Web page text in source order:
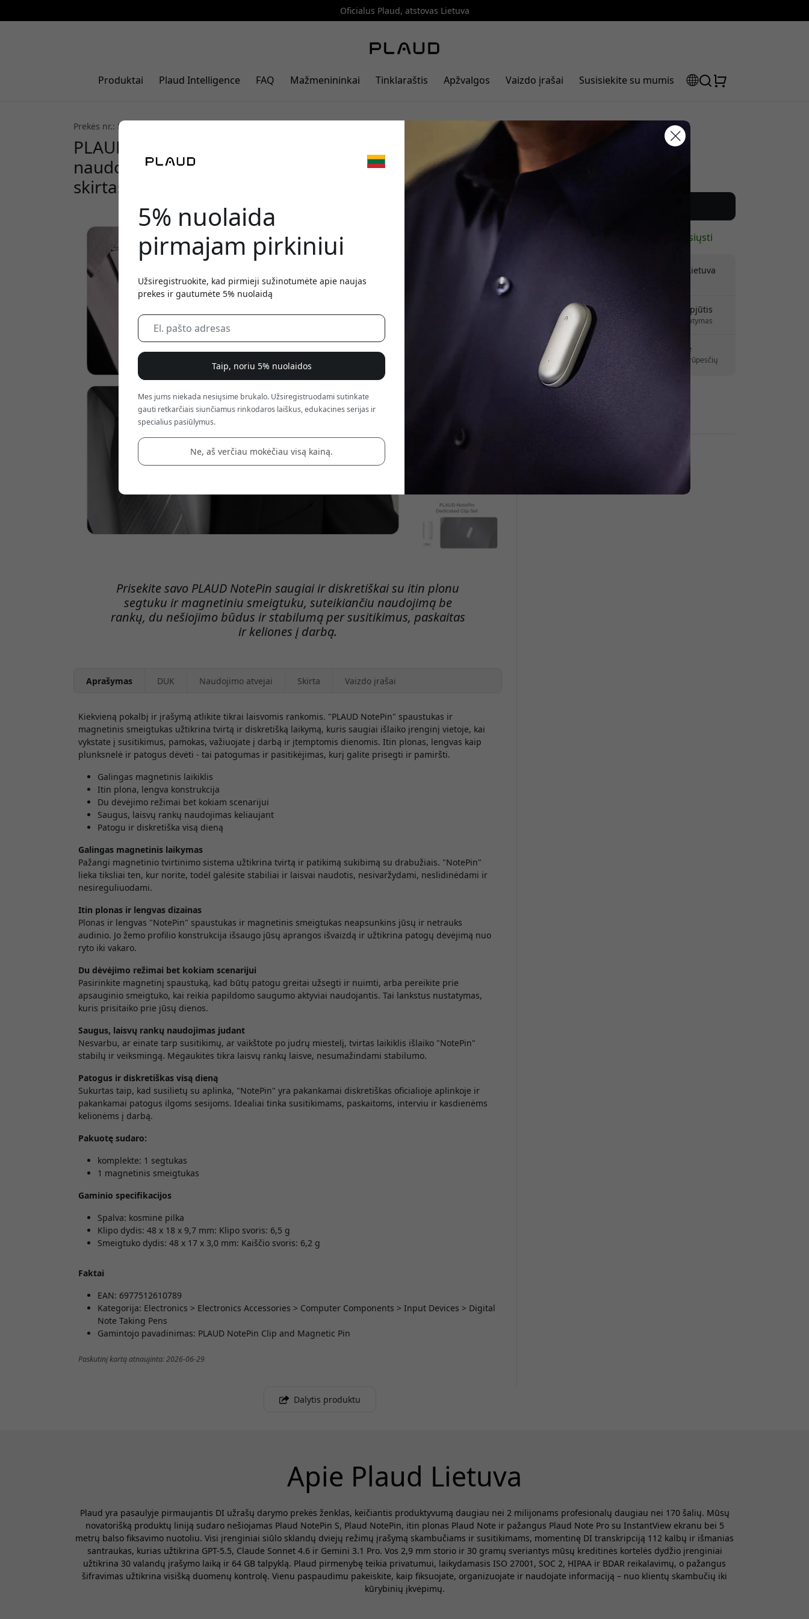
Oficialus Plaud, atstovas Lietuva
Produktai Plaud Intelligence FAQ Mažmenininkai Tinklaraštis Apžvalgos Vaizdo įrašai Susisiekite su mumis
Prekės nr.: NP-AC-CP-GR
PLAUD NotePin segtukas ir magnetinis kaištis
naudojimui be rankų su dviem nešiojimo būdais,
skirtas PLAUD NotePin - "Cosmic Grey
Prisekite savo PLAUD NotePin saugiai ir diskretiškai su itin plonu
segtuku ir magnetiniu smeigtuku, suteikiančiu naudojimą be
rankų, du nešiojimo būdus ir stabilumą per susitikimus, paskaitas
ir keliones į darbą.
Aprašymas DUK Naudojimo atvejai Skirta Vaizdo įrašai
Kiekvieną pokalbį ir įrašymą atlikite tikrai laisvomis rankomis. "PLAUD NotePin" spaustukas ir
magnetinis smeigtukas užtikrina tvirtą ir diskretišką laikymą, kuris saugiai išlaiko įrenginį vietoje, kai
vykstate į susitikimus, pamokas, važiuojate į darbą ir įtemptomis dienomis. Itin plonas, lengvas kaip
plunksnelė ir patogus dėvėti - tai patogumas ir pasitikėjimas, kurį galite prisegti ir pamiršti.
Galingas magnetinis laikiklis
Itin plona, lengva konstrukcija
Du dėvėjimo režimai bet kokiam scenarijui
Saugus, laisvų rankų naudojimas keliaujant
Patogu ir diskretiška visą dieną
Galingas magnetinis laikymas
Pažangi magnetinio tvirtinimo sistema užtikrina tvirtą ir patikimą sukibimą su drabužiais. "NotePin"
lieka tiksliai ten, kur norite, todėl galėsite stabiliai ir laisvai naudotis, nesivaržydami, neslidinėdami ir
nesireguliuodami.
Itin plonas ir lengvas dizainas
Plonas ir lengvas "NotePin" spaustukas ir magnetinis smeigtukas neapsunkins jūsų ir netrauks
audinio. Jo žemo profilio konstrukcija išsaugo jūsų aprangos išvaizdą ir užtikrina patogų dėvėjimą nuo
ryto iki vakaro.
Du dėvėjimo režimai bet kokiam scenarijui
Pasirinkite magnetinį spaustuką, kad būtų patogu greitai užsegti ir nuimti, arba pereikite prie
apsauginio smeigtuko, kai reikia papildomo saugumo aktyviai naudojantis. Tai lankstus nustatymas,
kuris prisitaiko prie jūsų dienos.
Saugus, laisvų rankų naudojimas judant
Nesvarbu, ar einate tarp susitikimų, ar vaikštote po judrų miestelį, tvirtas laikiklis išlaiko "NotePin"
stabilų ir veiksmingą. Mėgaukitės tikra laisvų rankų laisve, nesumažindami stabilumo.
Patogus ir diskretiškas visą dieną
Sukurtas taip, kad susilietų su aplinka, "NotePin" yra pakankamai diskretiškas oficialioje aplinkoje ir
pakankamai patogus ilgoms sesijoms. Idealiai tinka susitikimams, paskaitoms, interviu ir kasdienėms
kelionėms į darbą.
Pakuotę sudaro:
komplekte: 1 segtukas
1 magnetinis smeigtukas
Gaminio specifikacijos
Spalva: kosminė pilka
Klipo dydis: 48 x 18 x 9,7 mm: Klipo svoris: 6,5 g
Smeigtuko dydis: 48 x 17 x 3,0 mm: Kaiščio svoris: 6,2 g
Faktai
EAN: 6977512610789
Kategorija: Electronics > Electronics Accessories > Computer Components > Input Devices > Digital
Note Taking Pens
Gamintojo pavadinimas: PLAUD NotePin Clip and Magnetic Pin
Paskutinį kartą atnaujinta: 2026-06-29
Rekomenduojama kaina
Yra sandėlyje – paruošta išsiųsti
Pristatymas 9.99 EUR į Lietuva
Pristatymas 10-12 rugpjūtis
Greitas ir atsekamas pristatymas
30 dienų grąžinimo teisė
Paprastas grąžinimas – jokių rūpesčių
Dalytis produktu
Apie Plaud Lietuva
Plaud yra pasaulyje pirmaujantis DI užrašų darymo prekės ženklas, keičiantis produktyvumą daugiau nei 2 milijonams profesionalų daugiau nei 170 šalių. Mūsų
novatorišką produktų liniją sudaro nešiojamas Plaud NotePin S, Plaud NotePin, itin plonas Plaud Note ir pažangus Plaud Note Pro su InstantView ekranu bei 5
metrų balso fiksavimo nuotoliu. Visi įrenginiai siūlo sklandų dviejų režimų įrašymą skambučiams ir susitikimams, momentinę DI transkripciją 112 kalbų ir išmanias
santraukas, kurias užtikrina GPT-5.5, Claude Sonnet 4.6 ir Gemini 3.1 Pro. Vos 2,9 mm storio ir 30 gramų sveriantys mūsų kreditinės kortelės dydžio įrenginiai
užtikrina 30 valandų įrašymo laiką ir 64 GB talpyklą. Plaud pirmenybę teikia privatumui, laikydamasis ISO 27001, SOC 2, HIPAA ir BDAR reikalavimų, o pažangus
šifravimas užtikrina visišką duomenų kontrolę. Vienu paspaudimu pakeiskite, kaip fiksuojate, organizuojate ir naudojate informaciją – nuo klientų skambučių iki
kūrybinių įkvėpimų.
5% nuolaida
pirmajam pirkiniui
Užsiregistruokite, kad pirmieji sužinotumėte apie naujas
prekes ir gautumėte 5% nuolaidą
Taip, noriu 5% nuolaidos
Mes jums niekada nesiųsime brukalo. Užsiregistruodami sutinkate
gauti retkarčiais siunčiamus rinkodaros laiškus, edukacines serijas ir
specialius pasiūlymus.
Ne, aš verčiau mokėčiau visą kainą.
🎉 Jūsų nuolaidos kodas:
Norėdami gauti 5% nuolaidą, naudokite šį kodą